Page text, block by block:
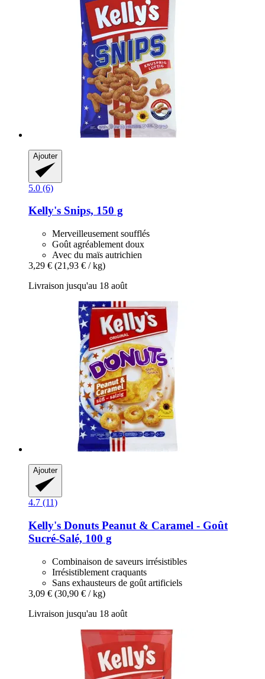
Ajouter
5.0 (6)
Kelly's Snips, 150 g
Merveilleusement soufflés
Goût agréablement doux
Avec du maïs autrichien
3,29 € (21,93 € / kg)
Livraison jusqu'au 18 août
Ajouter
4.7 (11)
Kelly's Donuts Peanut & Caramel -​ Goût
Sucré-​Salé, 100 g
Combinaison de saveurs irrésistibles
Irrésistiblement craquants
Sans exhausteurs de goût artificiels
3,09 € (30,90 € / kg)
Livraison jusqu'au 18 août